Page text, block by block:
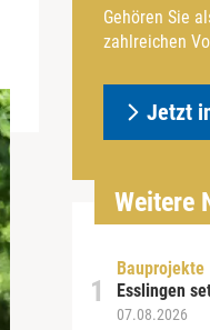
Gehören Sie
zahlreichen
Jetzt
Weitere
Bauprojekte
Esslingen
07.08.2026